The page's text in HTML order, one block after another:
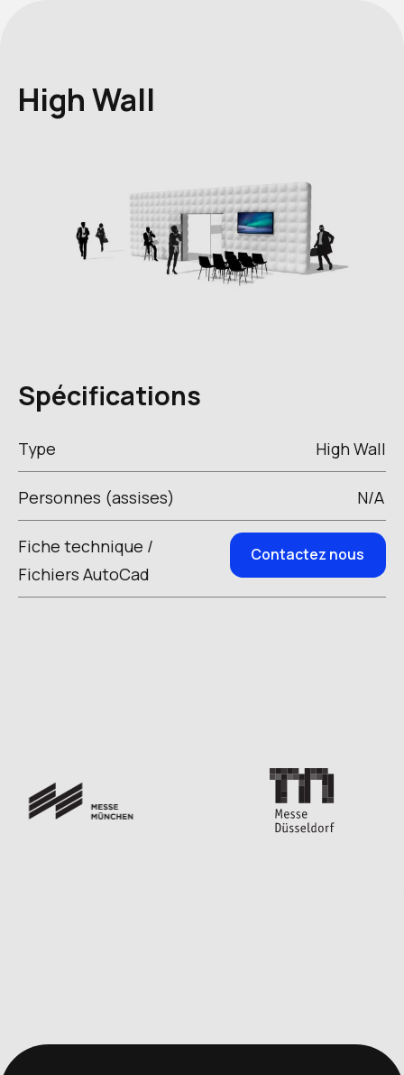
High Wall
Spécifications
Type High Wall
Personnes (assises) N/A
Fiche technique /
Fichiers AutoCad
Contactez nous